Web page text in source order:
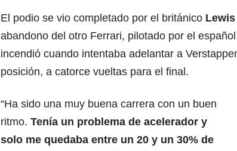
El podio se vio completado por el británico
abandono del otro Ferrari, pilotado por el español
incendió cuando intentaba adelantar a
posición, a catorce vueltas para el final.
“Ha sido una muy buena carrera con un buen
ritmo. Tenía un problema de acelerador y
solo me quedaba entre un 20 y un 30% de